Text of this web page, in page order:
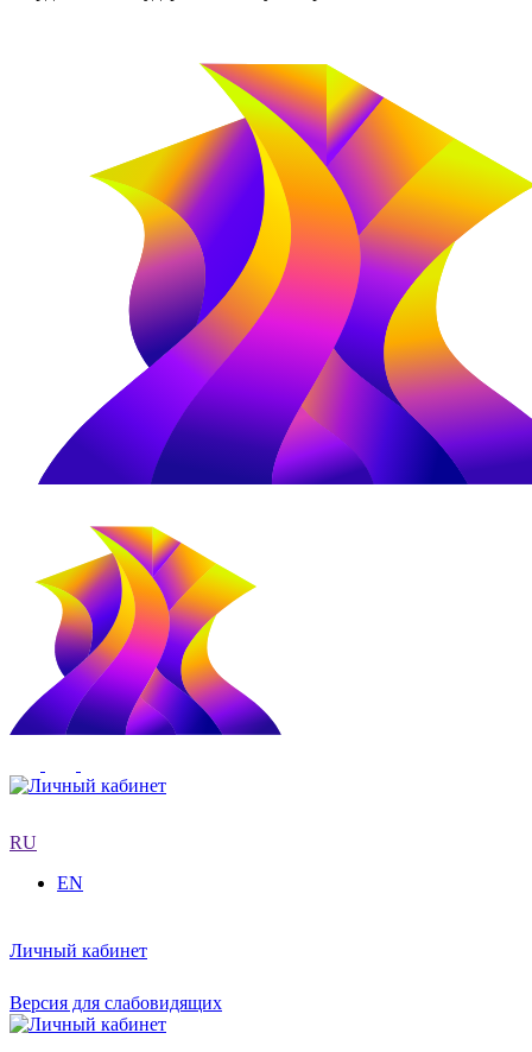
RU
EN
Личный кабинет
Версия для слабовидящих